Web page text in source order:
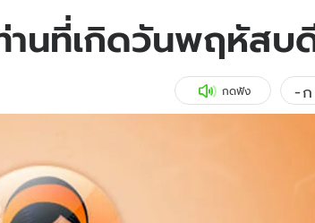
ทย
วัยรุ่น
รถยนต์
านที่เกิดวันพฤหัสบ
กดฟัง -ก